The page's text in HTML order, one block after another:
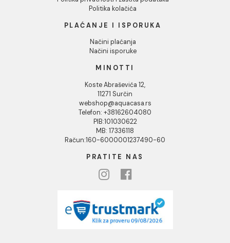
INFORMACIJE O KOMPANIJI
O nama
Društvena odgovornost
Kontakt
Podaci o kompaniji
KORISNIČKA PODRŠKA
Uputstvo za poručivanje
Kako kreirati korisnički nalog?
Reklamacije
Povraćaj sredstava
Blog
USLOVI KORIŠĆENJA
Opšti uslovi prodaje u internet prodavnici
Politika privatnosti i zaštita podataka
Politika kolačića